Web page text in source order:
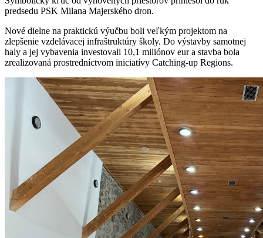
predsedu PSK Milana Majerského dron.
Nové dielne na praktickú výučbu boli veľkým projektom na
zlepšenie vzdelávacej infraštruktúry školy. Do výstavby samotnej
haly a jej vybavenia investovali 10,1 miliónov eur a stavba bola
zrealizovaná prostredníctvom iniciatívy Catching-up Regions.